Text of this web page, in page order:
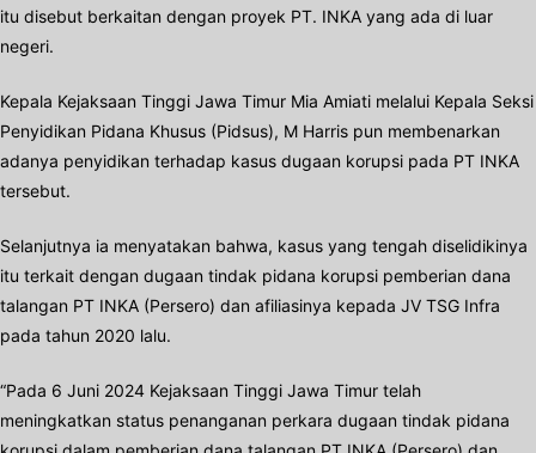
itu disebut berkaitan dengan proyek PT. INKA yang ada di luar
negeri.
Kepala Kejaksaan Tinggi Jawa Timur Mia Amiati melalui Kepala Seksi
Penyidikan Pidana Khusus (Pidsus), M Harris pun membenarkan
adanya penyidikan terhadap kasus dugaan korupsi pada PT INKA
tersebut.
Selanjutnya ia menyatakan bahwa, kasus yang tengah diselidikinya
itu terkait dengan dugaan tindak pidana korupsi pemberian dana
talangan PT INKA (Persero) dan afiliasinya kepada JV TSG Infra
pada tahun 2020 lalu.
“Pada 6 Juni 2024 Kejaksaan Tinggi Jawa Timur telah
meningkatkan status penanganan perkara dugaan tindak pidana